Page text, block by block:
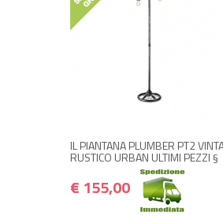
IL PIANTANA PLUMBER PT2
RUSTICO URBAN ULTIMI PEZZI §
€ 155,00
+ ACQUISTA